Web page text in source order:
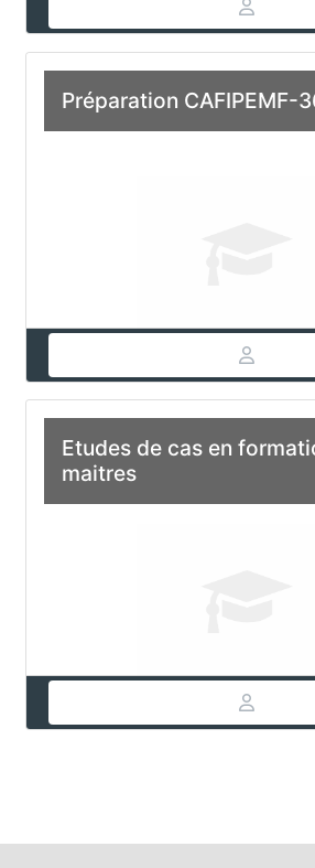
Préparation CAFIPEMF-
Etudes de cas en
maitres